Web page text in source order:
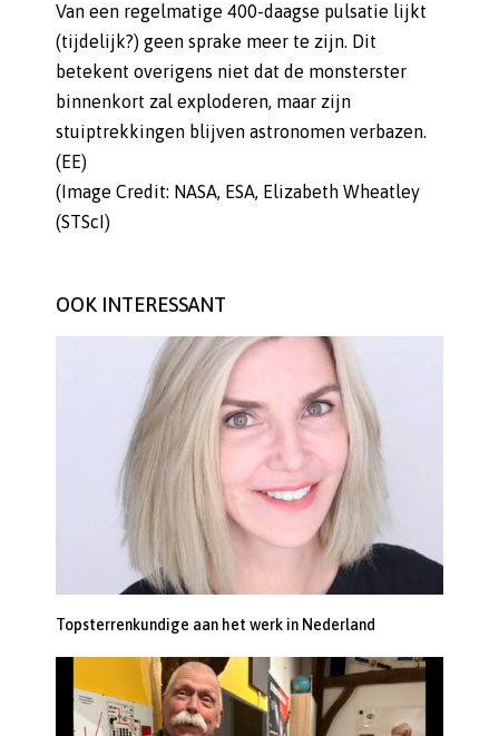
Van een regelmatige 400-daagse pulsatie lijkt
(tijdelijk?) geen sprake meer te zijn. Dit
betekent overigens niet dat de monsterster
binnenkort zal exploderen, maar zijn
stuiptrekkingen blijven astronomen verbazen.
(EE)
(Image Credit: NASA, ESA, Elizabeth Wheatley
(STScI)
OOK INTERESSANT
Topsterrenkundige aan het werk in Nederland